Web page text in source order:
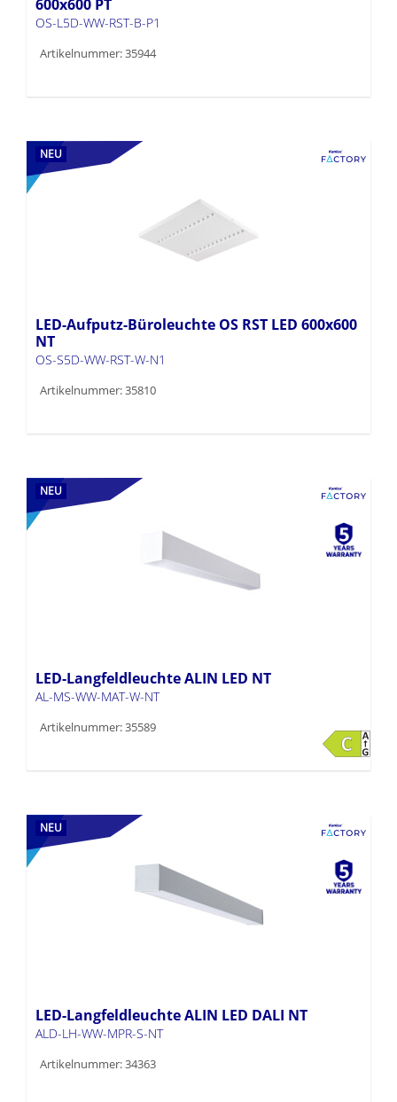
600x600 PT
OS-L5D-WW-RST-B-P1
Artikelnummer: 35944
NEU
LED-Aufputz-Büroleuchte OS RST LED 600x600
NT
OS-S5D-WW-RST-W-N1
Artikelnummer: 35810
NEU
LED-Langfeldleuchte ALIN LED NT
AL-MS-WW-MAT-W-NT
Artikelnummer: 35589
NEU
LED-Langfeldleuchte ALIN LED DALI NT
ALD-LH-WW-MPR-S-NT
Artikelnummer: 34363